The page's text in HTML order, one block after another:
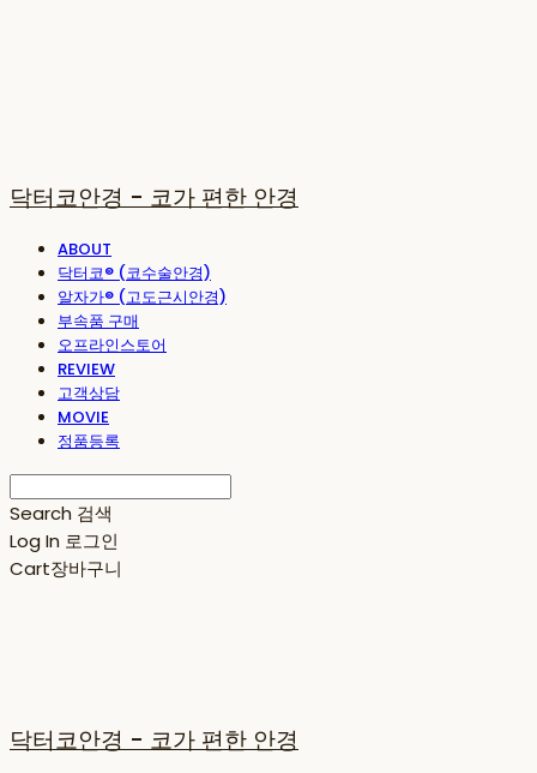
닥터코안경 - 코가 편한 안경
ABOUT
닥터코® (코수술안경)
알자가® (고도근시안경)
부속품 구매
오프라인스토어
REVIEW
고객상담
MOVIE
정품등록
Search 검색
Log In 로그인
Cart장바구니
닥터코안경 - 코가 편한 안경